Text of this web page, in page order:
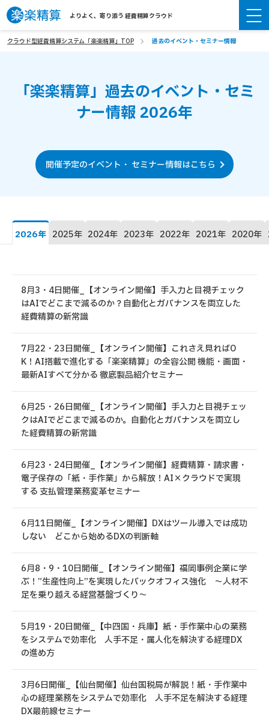
よりよく、寄り添う 経費精算クラウド
クラウド型経費精算システム「楽楽精算」TOP 過去のイベント・セミナー情報
「楽楽精算」過去のイベント・セミ
ナー情報 2026年
開催予定のイベント・ セミナー情報はこちら
2026年 2025年 2024年 2023年 2022年 2021年 2020年
8月3・4日開催_【オンライン開催】手入力と目視チェック
はAIでどこまで減るのか？自動化とガバナンスを両立した
経費精算の新常識
7月22・23日開催_【オンライン開催】これさえ見ればO
K！AI搭載で進化する「楽楽精算」の全容公開 機能・画面・
最新AIすべて分かる 徹底製品紹介セミナー
6月25・26日開催_【オンライン開催】手入力と目視チェッ
クはAIでどこまで減るのか。自動化とガバナンスを両立し
た経費精算の新常識
6月23・24日開催_【オンライン開催】経費精算・請求書・
電子保存の「紙・手作業」から解放！AI×クラウドで実現
する 支払管理業務変革セミナー
6月11日開催_【オンライン開催】DXはツール導入では成功
しない どこから始めるDXの判断軸
6月8・9・10日開催_【オンライン開催】福岡事例企業に学
ぶ！”生産性向上”を実現したバックオフィス強化 ～人材不
足を乗り越える経営基盤づくり～
5月19・20日開催_【中四国・兵庫】紙・手作業中心の業務
をシステムで効率化 人手不足・属人化を解決する経理DX
の進め方
3月6日開催_【仙台開催】仙台国税局が解説！紙・手作業中
心の経理業務をシステムで効率化 人手不足を解決する経理
DX最前線セミナー